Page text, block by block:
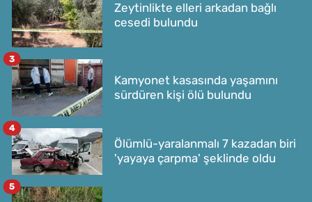
Zeytinlikte elleri arkadan bağlı
cesedi bulundu
Kamyonet kasasında yaşamını
sürdüren kişi ölü bulundu
3
Ölümlü-yaralanmalı 7 kazadan biri
'yayaya çarpma' şeklinde oldu
4
5